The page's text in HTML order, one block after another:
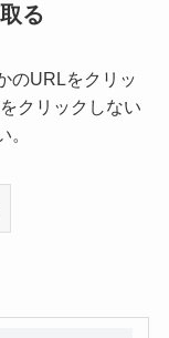
る
のURLをクリッ
クリックしない